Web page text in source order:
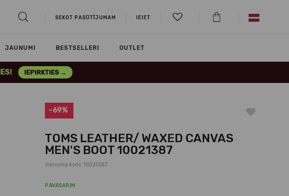
SEKOT PASŪTĪJUMAM IEIET
JAUNUMI BESTSELLERI OUTLET
IEPIRKTIES →
-69%
TOMS LEATHER/ WAXED CANVAS
MEN'S BOOT 10021387
Vienuma kods 10021387
PAVASARIM